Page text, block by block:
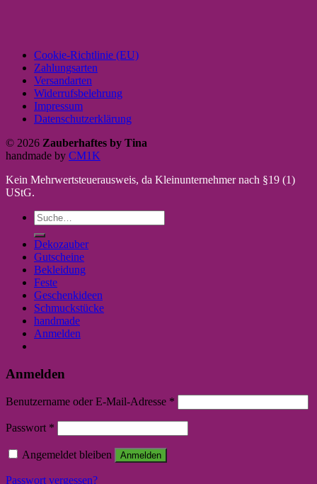
Cookie-Richtlinie (EU)
Zahlungsarten
Versandarten
Widerrufsbelehrung
Impressum
Datenschutzerklärung
© 2026 Zauberhaftes by Tina
handmade by CM1K
Kein Mehrwertsteuerausweis, da Kleinunternehmer nach §19 (1)
UStG.
Suche
nach:
Dekozauber
Gutscheine
Bekleidung
Feste
Geschenkideen
Schmuckstücke
handmade
Anmelden
Anmelden
Benutzername oder E-Mail-Adresse *
Passwort *
Angemeldet bleiben Anmelden
Passwort vergessen?